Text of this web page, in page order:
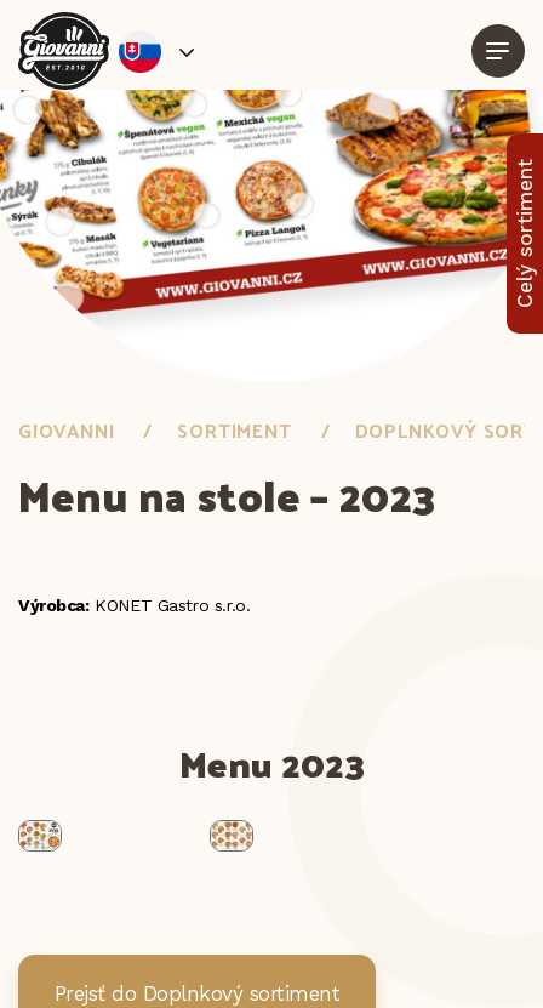
Celý sortiment
GIOVANNI SORTIMENT DOPLNKOVÝ
Menu na stole – 2023
Výrobca:KONET Gastro s.r.o.
Menu 2023
Prejsť do Doplnkový sortiment